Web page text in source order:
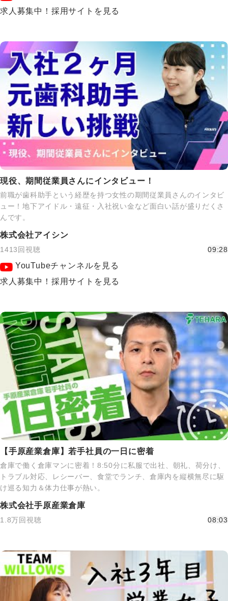
求人募集中！採用サイトを見る
現役、期間従業員さんにインタビュー！
前職が歯科助手という経歴を持つ女性の期間従業員さんのインタビ
ュー！地下アイドル・遠征・入社祝い金など面白い話が盛りだくさ
んです。
株式会社アイシン
1413回視聴 09:28
YouTubeチャンネルを見る
求人募集中！採用サイトを見る
【手原産業倉庫】若手社員の一日に密着
倉庫で働く倉庫マンに密着！8:50分に私服で出社、朝礼、荷分け、
トラブル対応、レシーバー、食堂でランチ、倉庫内を縦横無尽に駆
け巡る知力＆体力仕事が熱い。
株式会社手原産業倉庫
1.8万回視聴 08:03